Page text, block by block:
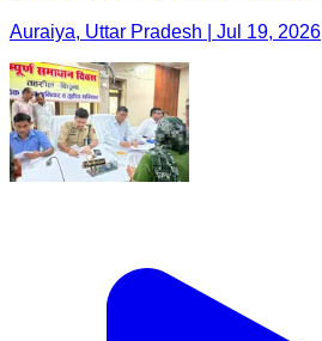
Auraiya, Uttar Pradesh | Jul 19, 2026